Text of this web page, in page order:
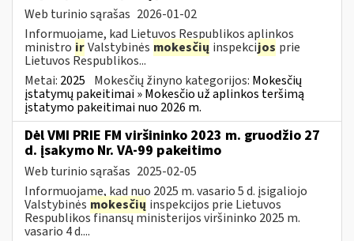
Web turinio sąrašas 2026-01-02
Informuojame, kad Lietuvos Respublikos aplinkos
ministro irValstybinės mokesčių inspekcijos prie
Lietuvos Respublikos...
Metai: 2025 Mokesčių žinyno kategorijos: Mokesčių
įstatymų pakeitimai » Mokesčio už aplinkos teršimą
įstatymo pakeitimai nuo 2026 m.
Dėl VMI PRIE FM viršininko 2023 m. gruodžio 27
d. įsakymo Nr. VA-99 pakeitimo
Web turinio sąrašas 2025-02-05
Informuojame, kad nuo 2025 m. vasario 5 d. įsigaliojo
Valstybinės mokesčių inspekcijos prie Lietuvos
Respublikos finansų ministerijos viršininko 2025 m.
vasario 4 d....